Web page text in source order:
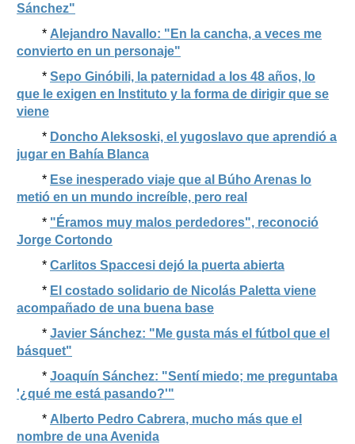
Sánchez"
* Alejandro Navallo: "En la cancha, a veces me
convierto en un personaje"
* Sepo Ginóbili, la paternidad a los 48 años, lo
que le exigen en Instituto y la forma de dirigir que se
viene
* Doncho Aleksoski, el yugoslavo que aprendió a
jugar en Bahía Blanca
* Ese inesperado viaje que al Búho Arenas lo
metió en un mundo increíble, pero real
* "Éramos muy malos perdedores", reconoció
Jorge Cortondo
* Carlitos Spaccesi dejó la puerta abierta
* El costado solidario de Nicolás Paletta viene
acompañado de una buena base
* Javier Sánchez: "Me gusta más el fútbol que el
básquet"
* Joaquín Sánchez: "Sentí miedo; me preguntaba
'¿qué me está pasando?'"
* Alberto Pedro Cabrera, mucho más que el
nombre de una Avenida